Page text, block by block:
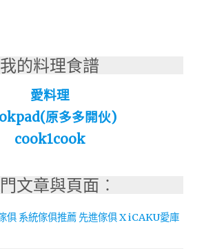
我的料理食譜
愛料理
原多多開伙)
cook1cook
文章與頁面︰
俱 系統傢俱推薦 先進傢俱 X iCAKU愛庫